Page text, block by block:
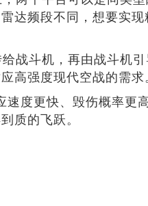
达频段不同，想要实现
战斗机，再由战斗机引
高强度现代空战的需求
速度更快、毁伤概率更
质的飞跃。